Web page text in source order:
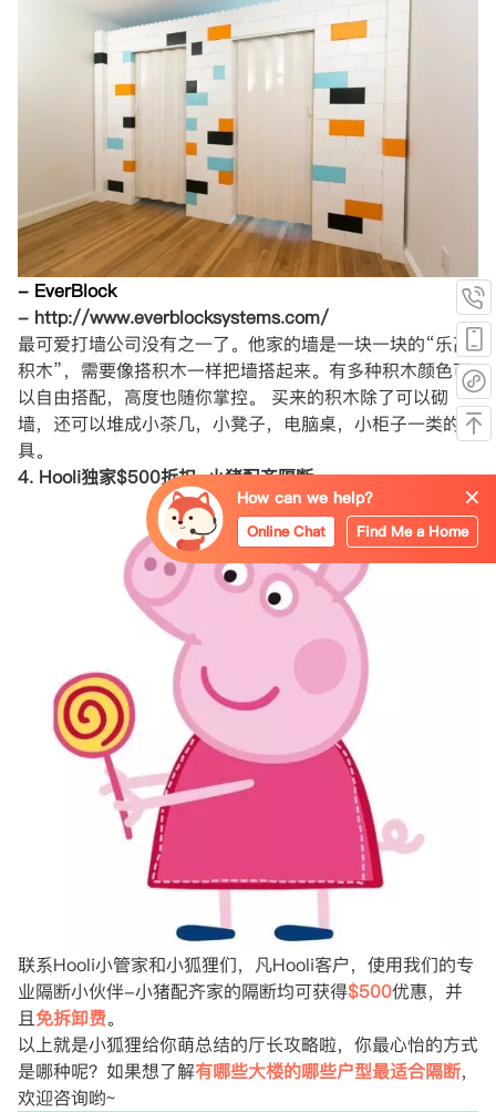
- EverBlock
- http://www.everblocksystems.com/
最可爱打墙公司没有之一了。他家的墙是一块一块的“乐高
积木”，需要像搭积木一样把墙搭起来。有多种积木颜色可
以自由搭配，高度也随你掌控。 买来的积木除了可以砌
墙，还可以堆成小茶几，小凳子，电脑桌，小柜子一类的家
具。
4. Hooli独家$500折扣-小猪配齐隔断
联系Hooli小管家和小狐狸们，凡Hooli客户，使用我们的专
业隔断小伙伴-小猪配齐家的隔断均可获得$500优惠，并
且免拆卸费。
以上就是小狐狸给你萌总结的厅长攻略啦，你最心怡的方式
是哪种呢？如果想了解有哪些大楼的哪些户型最适合隔断，
欢迎咨询哟~
How can we help?
Online Chat Find Me a Home